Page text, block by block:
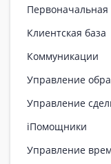
Первоначальная
Клиентская база
Коммуникации
Управление
Управление
iПомощники
Управление